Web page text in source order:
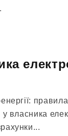
власника